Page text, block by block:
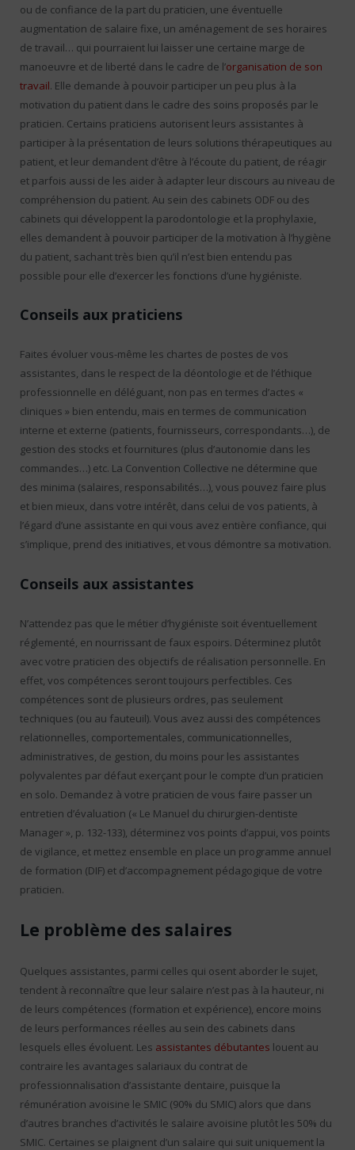
ou de confiance de la part du praticien, une éventuelle
augmentation de salaire fixe, un aménagement de ses horaires
de travail… qui pourraient lui laisser une certaine marge de
manoeuvre et de liberté dans le cadre de l’organisation de son
travail. Elle demande à pouvoir participer un peu plus à la
motivation du patient dans le cadre des soins proposés par le
praticien. Certains praticiens autorisent leurs assistantes à
participer à la présentation de leurs solutions thérapeutiques au
patient, et leur demandent d’être à l’écoute du patient, de réagir
et parfois aussi de les aider à adapter leur discours au niveau de
compréhension du patient. Au sein des cabinets ODF ou des
cabinets qui développent la parodontologie et la prophylaxie,
elles demandent à pouvoir participer de la motivation à l’hygiène
du patient, sachant très bien qu’il n’est bien entendu pas
possible pour elle d’exercer les fonctions d’une hygiéniste.
Conseils aux praticiens
Faites évoluer vous-même les chartes de postes de vos
assistantes, dans le respect de la déontologie et de l’éthique
professionnelle en déléguant, non pas en termes d’actes «
cliniques » bien entendu, mais en termes de communication
interne et externe (patients, fournisseurs, correspondants…), de
gestion des stocks et fournitures (plus d’autonomie dans les
commandes…) etc. La Convention Collective ne détermine que
des minima (salaires, responsabilités…), vous pouvez faire plus
et bien mieux, dans votre intérêt, dans celui de vos patients, à
l’égard d’une assistante en qui vous avez entière confiance, qui
s’implique, prend des initiatives, et vous démontre sa motivation.
Conseils aux assistantes
N’attendez pas que le métier d’hygiéniste soit éventuellement
réglementé, en nourrissant de faux espoirs. Déterminez plutôt
avec votre praticien des objectifs de réalisation personnelle. En
effet, vos compétences seront toujours perfectibles. Ces
compétences sont de plusieurs ordres, pas seulement
techniques (ou au fauteuil). Vous avez aussi des compétences
relationnelles, comportementales, communicationnelles,
administratives, de gestion, du moins pour les assistantes
polyvalentes par défaut exerçant pour le compte d’un praticien
en solo. Demandez à votre praticien de vous faire passer un
entretien d’évaluation (« Le Manuel du chirurgien-dentiste
Manager », p. 132-133), déterminez vos points d’appui, vos points
de vigilance, et mettez ensemble en place un programme annuel
de formation (DIF) et d’accompagnement pédagogique de votre
praticien.
Le problème des salaires
Quelques assistantes, parmi celles qui osent aborder le sujet,
tendent à reconnaître que leur salaire n’est pas à la hauteur, ni
de leurs compétences (formation et expérience), encore moins
de leurs performances réelles au sein des cabinets dans
lesquels elles évoluent. Les assistantes débutantes louent au
contraire les avantages salariaux du contrat de
professionnalisation d’assistante dentaire, puisque la
rémunération avoisine le SMIC (90% du SMIC) alors que dans
d’autres branches d’activités le salaire avoisine plutôt les 50% du
SMIC. Certaines se plaignent d’un salaire qui suit uniquement la